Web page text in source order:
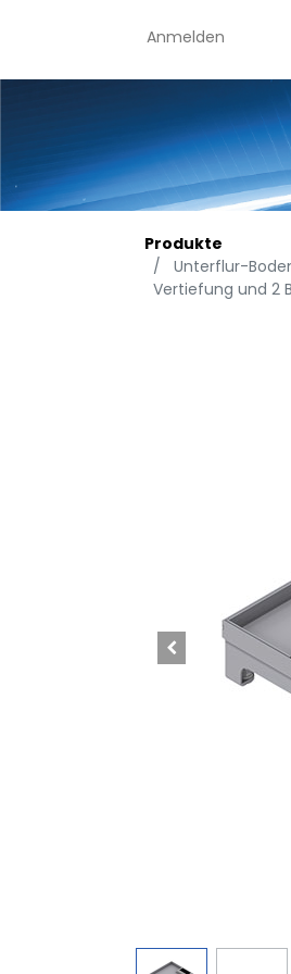
Anmelden
Produkte
Unterflur-
Vertiefung und 2